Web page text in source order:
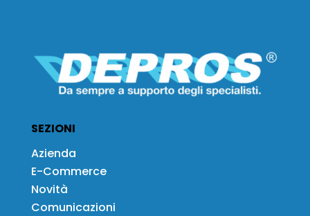
SEZIONI
Azienda
E-Commerce
Novità
Comunicazioni